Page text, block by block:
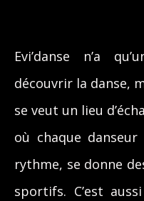
Evi’danse n’a
découvrir la danse,
se veut un lieu
où chaque
rythme, se donne
sportifs. C’est